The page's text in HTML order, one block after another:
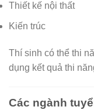
Thiết kế nội thất
Kiến trúc
Thí sinh có thể thi
dụng kết quả thi
Các ngành